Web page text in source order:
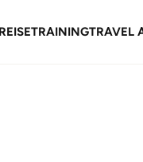
REISETRAININGTRAVEL